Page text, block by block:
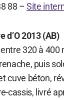
88 –Site
d’O 2013 (AB)
320 à 400
puis
cuve béton,
cassis, livré